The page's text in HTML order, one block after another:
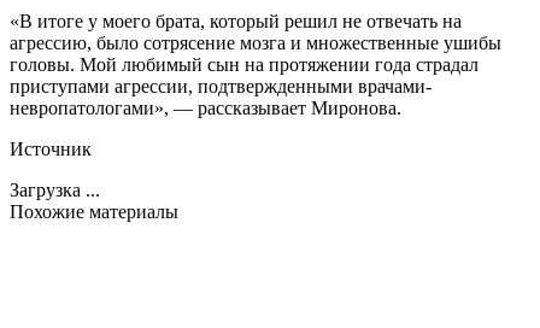
«В итоге у моего брата, который решил не отвечать на
агрессию, было сотрясение мозга и множественные ушибы
головы. Мой любимый сын на протяжении года страдал
приступами агрессии, подтвержденными врачами-
невропатологами», — рассказывает Миронова.
Источник
Загрузка ...
Похожие материалы